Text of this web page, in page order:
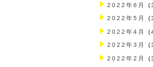
2022年6月
2022年5月
2022年4月
2022年3月
2022年2月